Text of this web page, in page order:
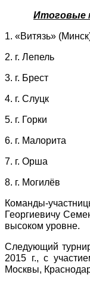
Итоговые
1. «Витязь»
2. г. Лепель
3. г. Брест
4. г. Слуцк
5. г. Горки
6. г. Малорита
7. г. Орша
8. г. Могилёв
Команды-
Георгиевичу
высоком уровне.
Следующий
2015 г., с
Москвы,